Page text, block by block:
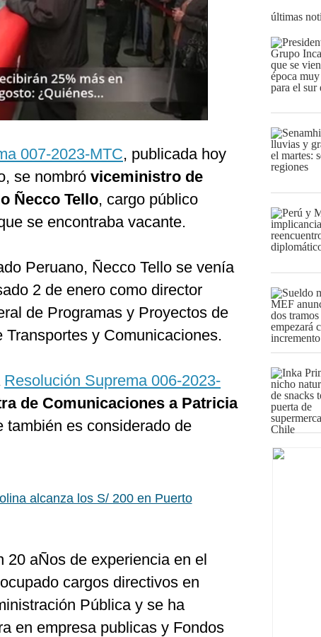
007-2023-MTC, publicada hoy
se nombró viceministro de
Ñecco Tello, cargo público
se encontraba vacante.
Peruano, Ñecco Tello se venía
2 de enero como director
de Programas y Proyectos de
y Comunicaciones.
Resolución Suprema 006-2023-
de Comunicaciones a Patricia
también es considerado de
alcanza los S/ 200 en Puerto
20 aÑos de experiencia en el
cargos directivos en
Pública y se ha
en empresa publicas y Fondos
últimas